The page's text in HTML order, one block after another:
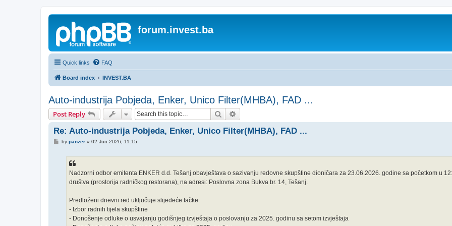
forum.invest.ba
Quick links FAQ
Board index INVEST.BA
Auto-industrija Pobjeda, Enker, Unico Filter(MHBA), FAD ...
Post Reply Search
Re: Auto-industrija Pobjeda, Enker, Unico Filter(MHBA), FAD ...
Pby panzer» 02 Jun 2026, 11:15
Nadzorni odbor emitenta ENKER d.d. Tešanj obavještava o sazivanju redovne skupštine dioničara za 23.06.2026. godine sa početkom u
društva (prostorija radničkog restorana), na adresi: Poslovna zona Bukva br. 14, Tešanj.
Predloženi dnevni red uključuje slijedeće tačke:
- Izbor radnih tijela skupštine
- Donošenje odluke o usvajanju godišnjeg izvještaja o poslovanju za 2025. godinu sa setom izvještaja